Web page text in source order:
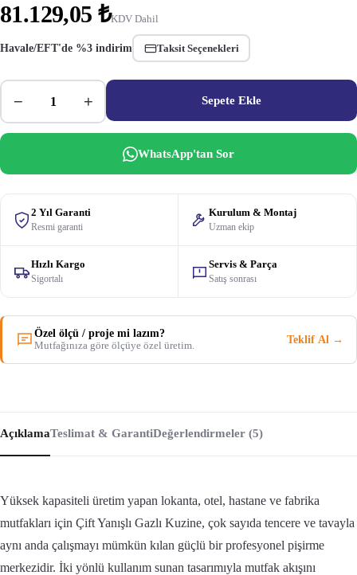
81.129,05 ₺KDV Dahil
Havale/EFT'de %3 indirim Taksit Seçenekleri
− + Sepete Ekle
WhatsApp'tan Sor
2 Yıl Garanti
Resmi garanti
Kurulum & Montaj
Uzman ekip
Hızlı Kargo
Sigortalı
Servis & Parça
Satış sonrası
Özel ölçü / proje mi lazım?
Mutfağınıza göre ölçüye özel üretim.
Teklif Al →
AçıklamaTeslimat & GarantiDeğerlendirmeler (5)
Yüksek kapasiteli üretim yapan lokanta, otel, hastane ve fabrika
mutfakları için Çift Yanışlı Gazlı Kuzine, çok sayıda tencere ve tavayla
aynı anda çalışmayı mümkün kılan güçlü bir profesyonel pişirme
merkezidir. İki yönlü kullanım sunan tasarımıyla mutfak akışını